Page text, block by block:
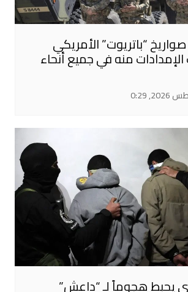
“باتريوت” الأمريكي
منه في جميع أنحاء
يحبط هجوماً لـ “داعش”